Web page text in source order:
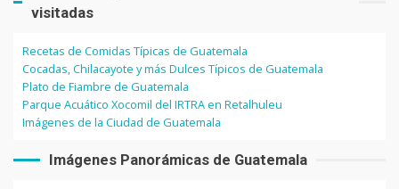
visitadas
Recetas de Comidas Típicas de Guatemala
Cocadas, Chilacayote y más Dulces Típicos de Guatemala
Plato de Fiambre de Guatemala
Parque Acuático Xocomil del IRTRA en Retalhuleu
Imágenes de la Ciudad de Guatemala
Imágenes Panorámicas de Guatemala